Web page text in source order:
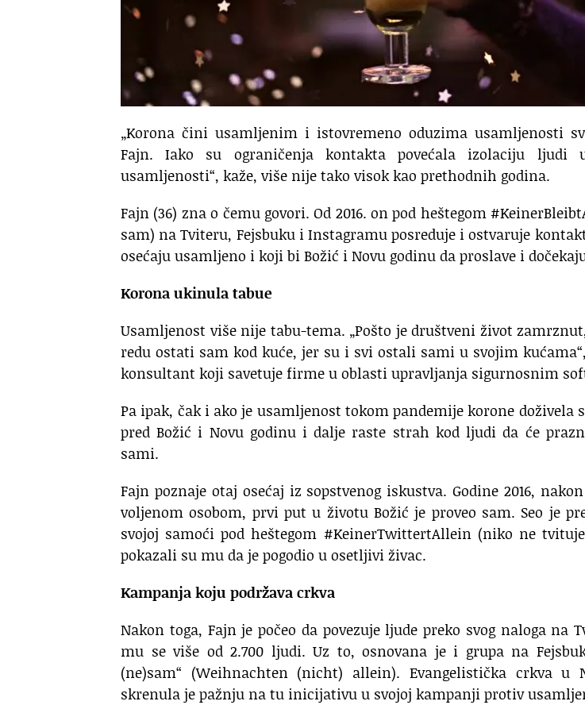
„Korona čini usamljenim i istovremeno oduzima usamljenosti
Fajn. Iako su ograničenja kontakta povećala izolaciju ljudi
usamljenosti“, kaže, više nije tako visok kao prethodnih godina.
Fajn (36) zna o čemu govori. Od 2016. on pod heštegom
sam) na Tviteru, Fejsbuku i Instagramu posreduje i ostvaruje
osećaju usamljeno i koji bi Božić i Novu godinu da proslave i
Korona ukinula tabue
Usamljenost više nije tabu-tema. „Pošto je društveni život
redu ostati sam kod kuće, jer su i svi ostali sami u svojim
konsultant koji savetuje firme u oblasti upravljanja sigurnosnim
Pa ipak, čak i ako je usamljenost tokom pandemije korone doživela
pred Božić i Novu godinu i dalje raste strah kod ljudi da će
sami.
Fajn poznaje otaj osećaj iz sopstvenog iskustva. Godine 2016,
voljenom osobom, prvi put u životu Božić je proveo sam. Seo je
svojoj samoći pod heštegom #KeinerTwittertAllein (niko ne
pokazali su mu da je pogodio u osetljivi živac.
Kampanja koju podržava crkva
Nakon toga, Fajn je počeo da povezuje ljude preko svog naloga na
mu se više od 2.700 ljudi. Uz to, osnovana je i grupa na
(ne)sam“ (Weihnachten (nicht) allein). Evangelistička crkva u
skrenula je pažnju na tu inicijativu u svojoj kampanji protiv